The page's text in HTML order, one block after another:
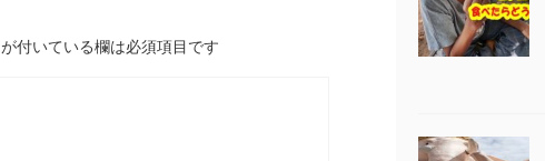
が付いている欄は必須項目です